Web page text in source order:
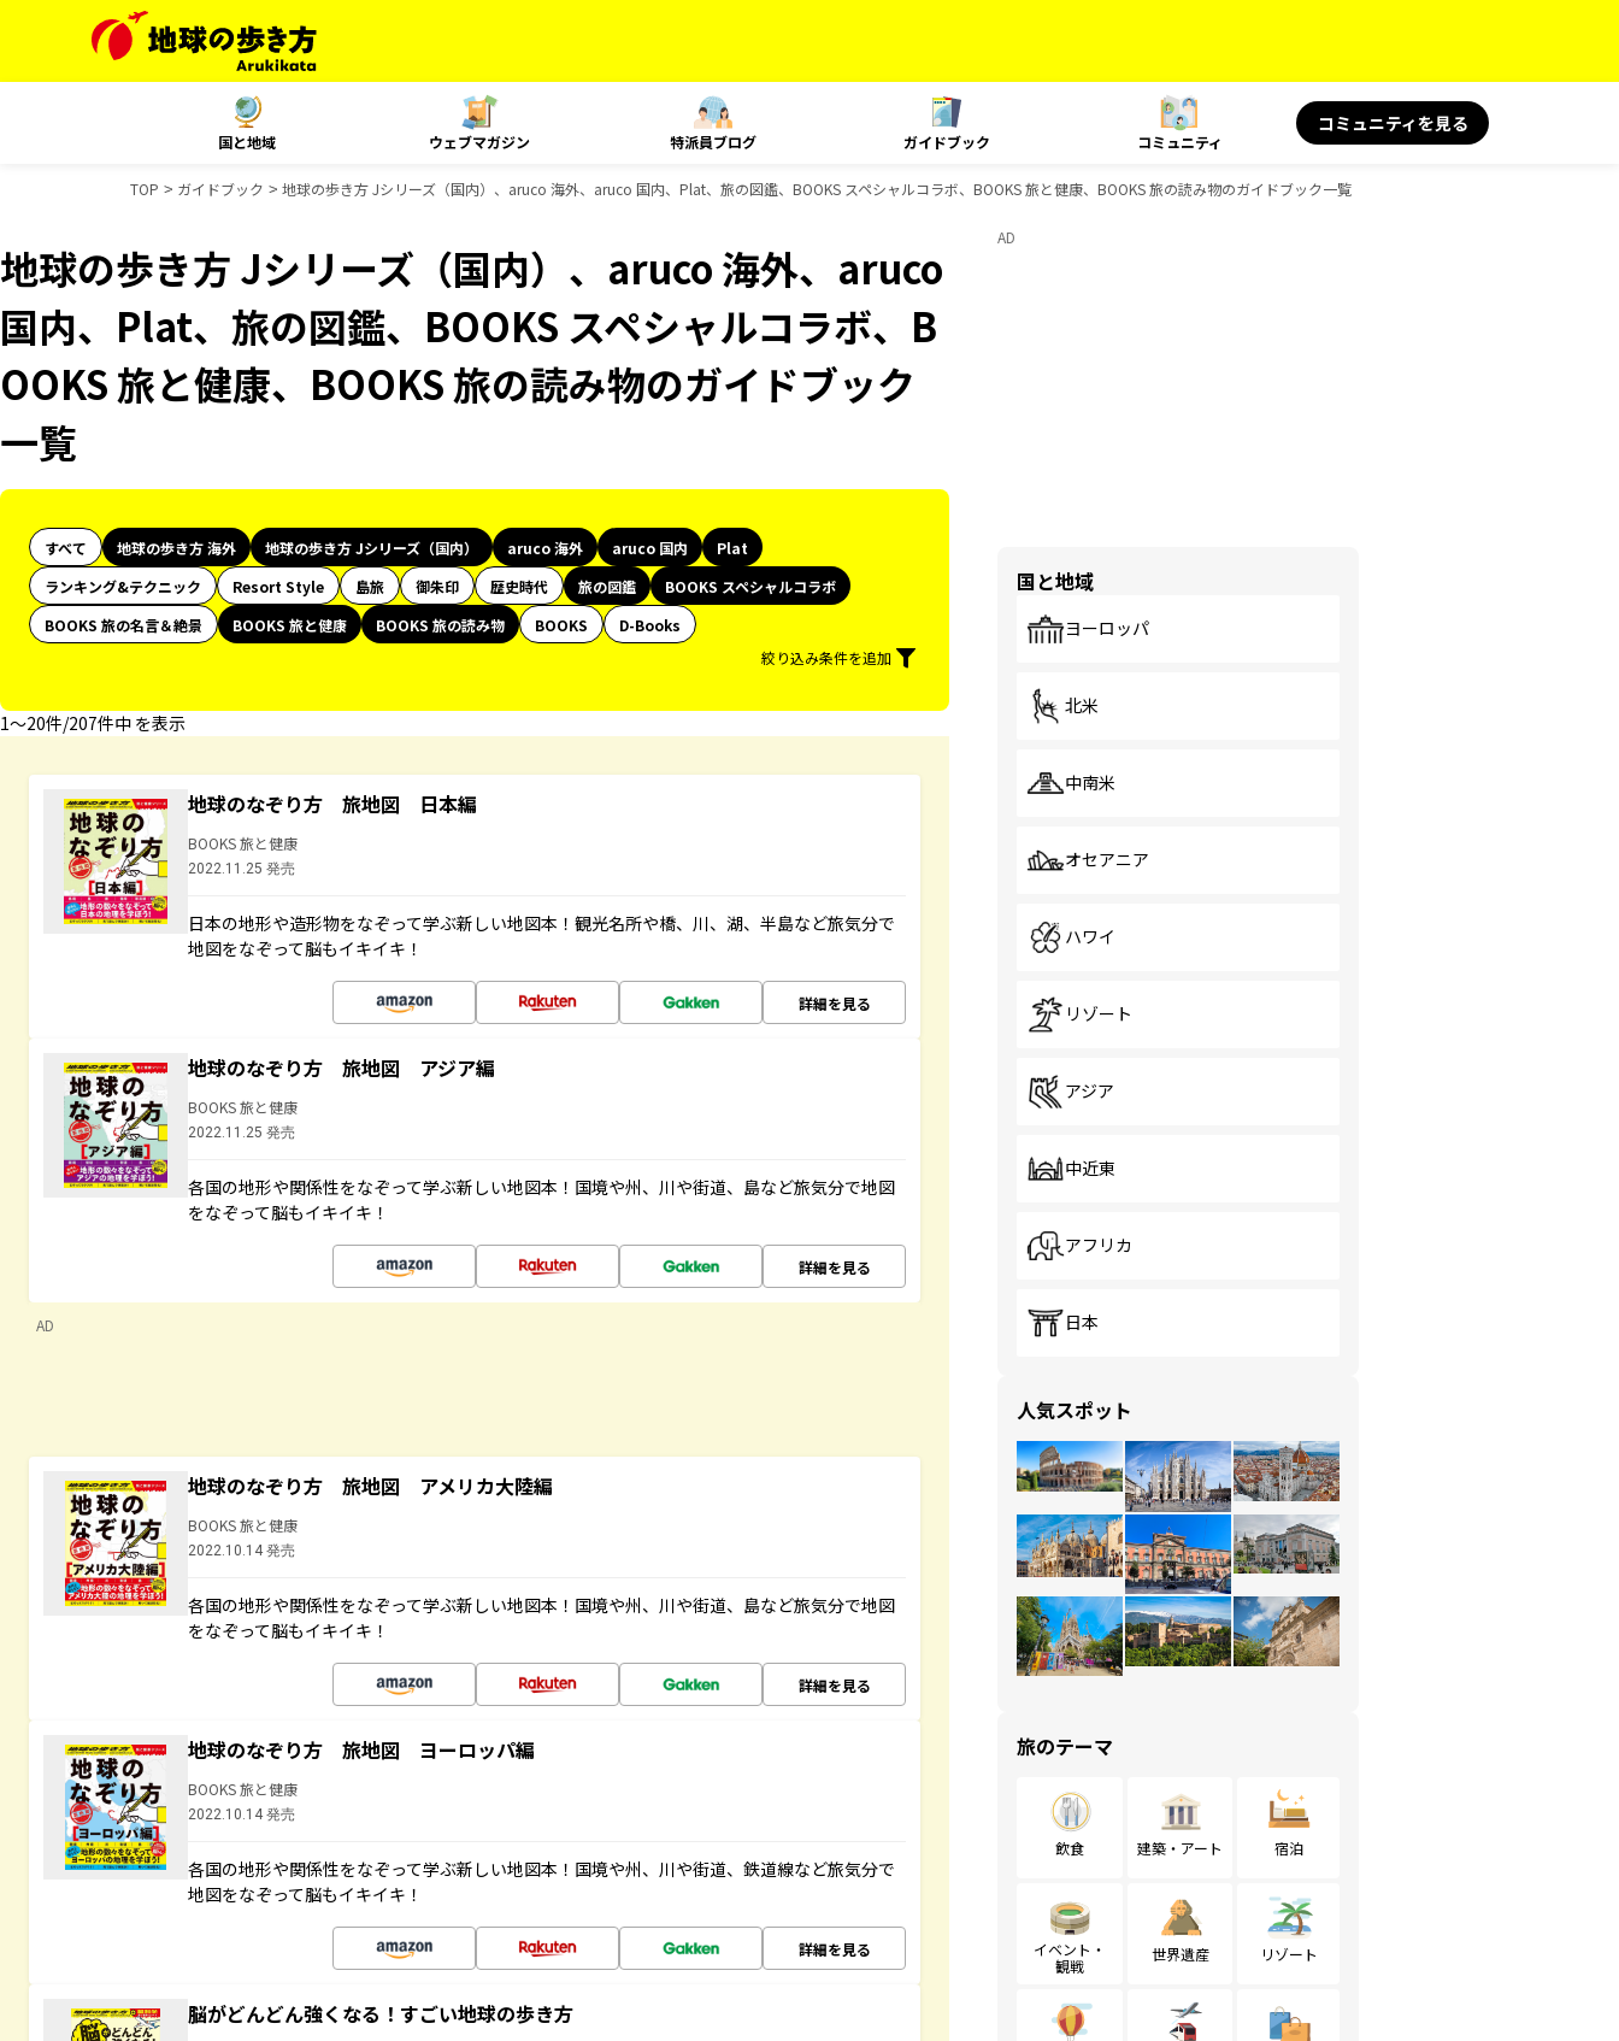
国と地域 ウェブマガジン 特派員ブログ ガイドブック コミュニティ
コミュニティを見る
TOP ガイドブック 地球の歩き方 Jシリーズ（国内）、aruco 海外、aruco 国内、Plat、旅の図鑑、BOOKS スペシャルコラボ、BOOKS 旅と健康、BOOKS 旅の読み物のガイドブック一覧
地球の歩き方 Jシリーズ（国内）、aruco 海外、aruco
国内、Plat、旅の図鑑、BOOKS スペシャルコラボ、B
OOKS 旅と健康、BOOKS 旅の読み物のガイドブック
一覧
すべて 地球の歩き方 海外 地球の歩き方 Jシリーズ（国内） aruco 海外 aruco 国内
Plat
ランキング&テクニック
Resort Style 島旅 御朱印 歴史時代 旅の図鑑
BOOKS スペシャルコラボ
BOOKS 旅の名言＆絶景
BOOKS 旅と健康 BOOKS 旅の読み物 BOOKS
D-Books
絞り込み条件を追加
1〜20件/207件中 を表示
地球のなぞり方 旅地図 日本編
BOOKS 旅と健康
2022.11.25 発売
日本の地形や造形物をなぞって学ぶ新しい地図本！観光名所や橋、川、湖、半島など旅気分で
地図をなぞって脳もイキイキ！
詳細を見る
地球のなぞり方 旅地図 アジア編
BOOKS 旅と健康
2022.11.25 発売
各国の地形や関係性をなぞって学ぶ新しい地図本！国境や州、川や街道、島など旅気分で地図
をなぞって脳もイキイキ！
詳細を見る
AD
地球のなぞり方 旅地図 アメリカ大陸編
BOOKS 旅と健康
2022.10.14 発売
各国の地形や関係性をなぞって学ぶ新しい地図本！国境や州、川や街道、島など旅気分で地図
をなぞって脳もイキイキ！
詳細を見る
地球のなぞり方 旅地図 ヨーロッパ編
BOOKS 旅と健康
2022.10.14 発売
各国の地形や関係性をなぞって学ぶ新しい地図本！国境や州、川や街道、鉄道線など旅気分で
地図をなぞって脳もイキイキ！
詳細を見る
脳がどんどん強くなる！すごい地球の歩き方
AD
国と地域
ヨーロッパ
北米
中南米
オセアニア
ハワイ
リゾート
アジア
中近東
アフリカ
日本
人気スポット
旅のテーマ
飲食 建築・アート 宿泊
イベント・
観戦
世界遺産 リゾート